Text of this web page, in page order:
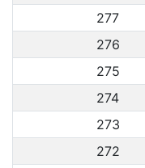
277
276
275
274
273
272